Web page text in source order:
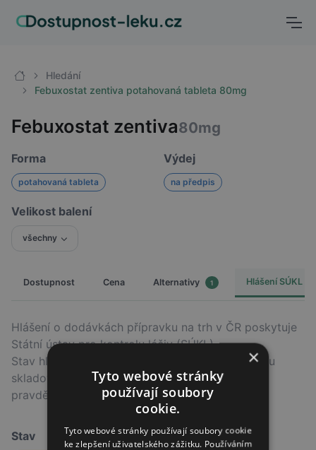
Hledání
Febuxostat zentiva potahovaná tableta 80mg
Febuxostat zentiva80mg
Forma
potahovaná tableta
Výdej
na předpis
Velikost balení
všechny
Dostupnost Cena Alternativy 1 Hlášení SÚKL
Hlášení o dodávkách přípravku na trh v ČR poskytuje
Státní ústav pro kontrolu léčiv (SÚKL).
Stav hlášení nemusí odpovídat skutečnému stavu
skladových zásob v lékárnách, ale indikuje
pravděpodobný trend.
Stav
×
Tyto webové stránky
používají soubory
cookie.
Tyto webové stránky používají soubory cookie
ke zlepšení uživatelského zážitku. Používáním